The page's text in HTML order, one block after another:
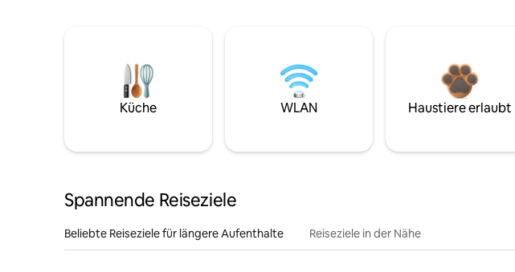
Küche WLAN Haustiere erlaubt
Spannende Reiseziele
Beliebte Reiseziele für längere Aufenthalte Reiseziele in der Nähe